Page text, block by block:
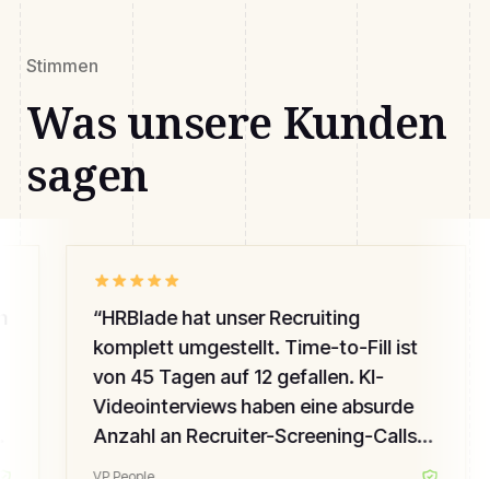
Stimmen
Was unsere Kunden
sagen
“HRBlade hat unser Recruiting
komplett umgestellt. Time-to-Fill ist
von 45 Tagen auf 12 gefallen. KI-
Videointerviews haben eine absurde
Anzahl an Recruiter-Screening-Calls